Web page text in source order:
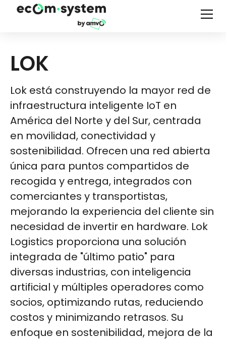
LOK
Lok está construyendo la mayor red de
infraestructura inteligente IoT en
América del Norte y del Sur, centrada
en movilidad, conectividad y
sostenibilidad. Ofrecen una red abierta
única para puntos compartidos de
recogida y entrega, integrados con
comerciantes y transportistas,
mejorando la experiencia del cliente sin
necesidad de invertir en hardware. Lok
Logistics proporciona una solución
integrada de "último patio" para
diversas industrias, con inteligencia
artificial y múltiples operadores como
socios, optimizando rutas, reduciendo
costos y minimizando retrasos. Su
enfoque en sostenibilidad, mejora de la